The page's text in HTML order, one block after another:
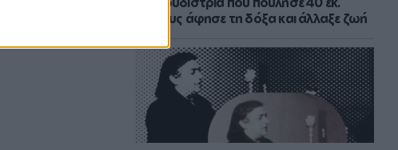
δίσκους άφησε τη δόξα και άλλαξε ζωή